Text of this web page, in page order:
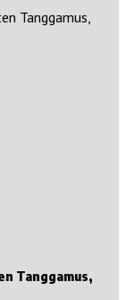
Tanggamus,